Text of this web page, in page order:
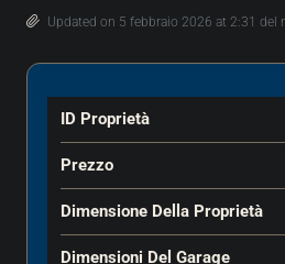
Updated on 5 febbraio 2026 at 2:31 del
ID Proprietà
Prezzo
Dimensione Della Proprietà
Dimensioni Del Garage